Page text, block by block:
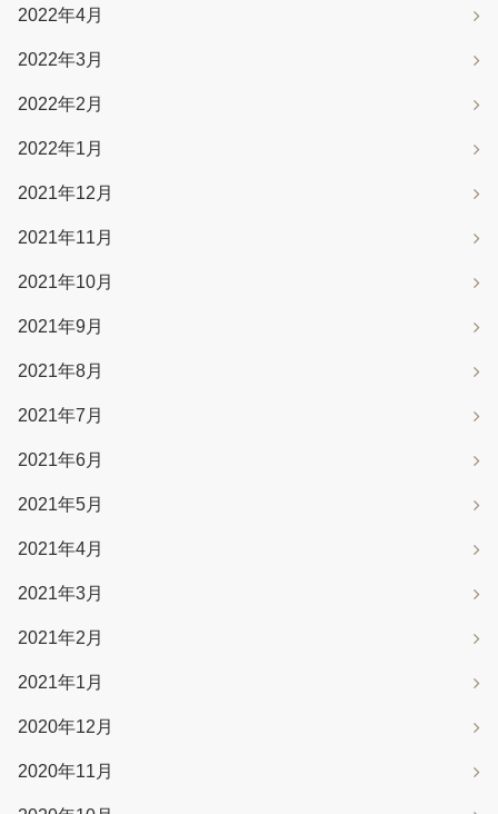
2022年4月
2022年3月
2022年2月
2022年1月
2021年12月
2021年11月
2021年10月
2021年9月
2021年8月
2021年7月
2021年6月
2021年5月
2021年4月
2021年3月
2021年2月
2021年1月
2020年12月
2020年11月